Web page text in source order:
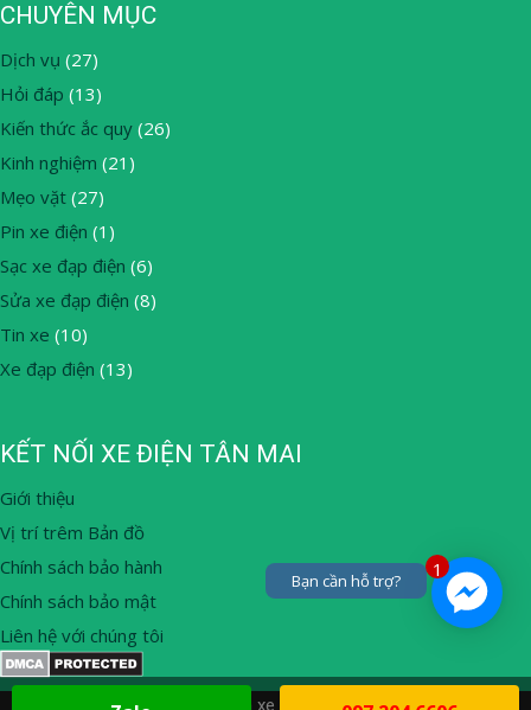
CHUYÊN MỤC
Dịch vụ (27)
Hỏi đáp (13)
Kiến thức ắc quy (26)
Kinh nghiệm (21)
Mẹo vặt (27)
Pin xe điện (1)
Sạc xe đạp điện (6)
Sửa xe đạp điện (8)
Tin xe (10)
Xe đạp điện (13)
KẾT NỐI XE ĐIỆN TÂN MAI
Giới thiệu
Vị trí trêm Bản đồ
Chính sách bảo hành
Chính sách bảo mật
Liên hệ với chúng tôi
1
Bạn cần hỗ trợ?